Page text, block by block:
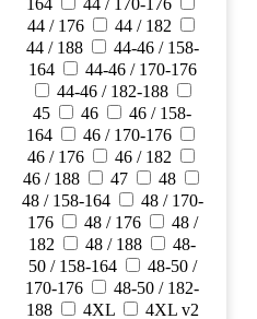
164
44 / 170-176
44 / 176
44 / 182
44 / 188
44-46 / 158-
164
44-46 / 170-176
44-46 / 182-188
45
46
46 / 158-
164
46 / 170-176
46 / 176
46 / 182
46 / 188
47
48
48 / 158-164
48 / 170-
176
48 / 176
48 /
182
48 / 188
48-
50 / 158-164
48-50 /
170-176
48-50 / 182-
188
4XL
4XL v2